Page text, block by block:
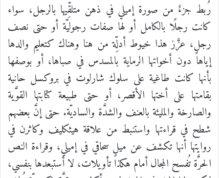
رُبط جزءٌ من صورة إميلي في ذهن متلقِّيها بالرجل، سواء
كانت رجلًا بالكامل أو لها صفات رجوليّة أو حتى نصف
رجلٍ، عزَّز هذا خيوط أدلِّة من هنا وهناك كتعليم والدها
إياها دون أخواتها الرماية بالمسدس في صباها، أو بوصفها
بأنها كانت طاغية على سلوك شارلوت في بروكسل حانية
بقامتها على أختها الأقصر، أو حتى طبيعة كتابتها القوَّية
والصارخة والمليئة بالعنف والشدَّة والساديّة. حتى إنَّ بعضهم
شطح في قراءتها واستنبط من علاقة هيثكليف وكاثرن في
روايتها أنها تكشف عن ميلٍ سحاقي في إميلي، وقراءة النص
الحرَّةتُفسح المجالأمام هكذاتأويلات، لاأستبعدها بنفسي،